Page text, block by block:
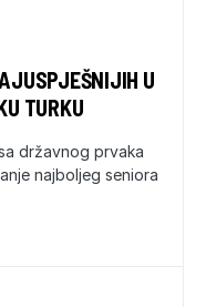
U
TURKU
državnog prvaka
najboljeg seniora